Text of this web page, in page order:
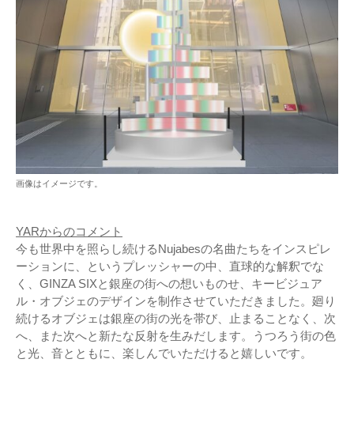
画像はイメージです。
YARからのコメント
今も世界中を照らし続けるNujabesの名曲たちをインスピレ
ーションに、というプレッシャーの中、直球的な解釈でな
く、GINZA SIXと銀座の街への想いものせ、キービジュア
ル・オブジェのデザインを制作させていただきました。廻り
続けるオブジェは銀座の街の光を帯び、止まることなく、次
へ、また次へと新たな反射を生みだします。うつろう街の色
と光、音とともに、楽しんでいただけると嬉しいです。